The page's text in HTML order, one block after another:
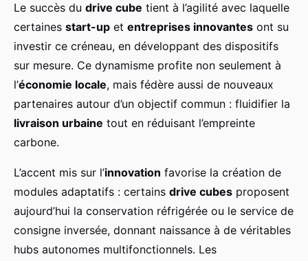
Le succès du drive cube tient à l’agilité avec laquelle
certaines start-up et entreprises innovantes ont su
investir ce créneau, en développant des dispositifs
sur mesure. Ce dynamisme profite non seulement à
l’économie locale, mais fédère aussi de nouveaux
partenaires autour d’un objectif commun : fluidifier la
livraison urbaine tout en réduisant l’empreinte
carbone.
L’accent mis sur l’innovation favorise la création de
modules adaptatifs : certains drive cubes proposent
aujourd’hui la conservation réfrigérée ou le service de
consigne inversée, donnant naissance à de véritables
hubs autonomes multifonctionnels. Les